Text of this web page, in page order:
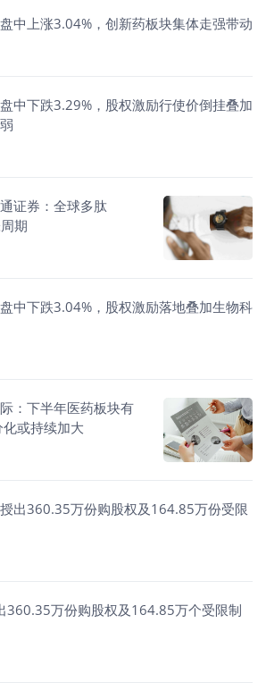
中上涨3.04%，创新药板块集体走强带动
中下跌3.29%，股权激励行使价倒挂叠加
证券：全球多肽
期
中下跌3.04%，股权激励落地叠加生物科
：下半年医药板块有
或持续加大
出360.35万份购股权及164.85万份受限
360.35万份购股权及164.85万个受限制